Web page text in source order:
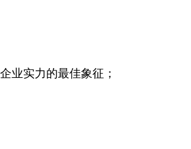
业实力的最佳象征；